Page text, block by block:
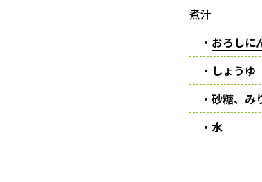
煮汁
・ おろしに
・しょうゆ
・砂糖、み
・水